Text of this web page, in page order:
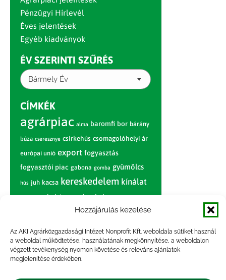
Hozzájárulás kezelése
Az AKI Agrárközgazdasági Intézet Nonprofit Kft. weboldala sütiket használ
a weboldal működtetése, használatának megkönnyítése, a weboldalon
végzett tevékenység nyomon követése és releváns ajánlatok
megjelenítése érdekében.
Pénzügyi Hírlevél
Éves jelentések
Egyéb kiadványok
ÉV SZERINTI SZŰRÉS
Bármely Év
CÍMKÉK
agrárpiac alma baromfi bor bárány
búza cseresznye csirkehús csomagolóhelyi ár
európai unió export fogyasztás
fogyasztói piac gabona gomba gyümölcs
hús juh kacsa kereskedelem kínálat
körte marhahús nagybani piac narancs
nemzetközi árinformációk
paradicsom piac piaci jelentés
pulyka pulykahús sertés sertéshús
szarvasmarha termelés
termelői